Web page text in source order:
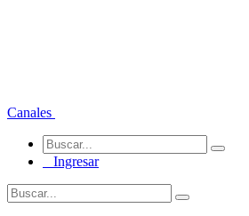
Canales
Ingresar